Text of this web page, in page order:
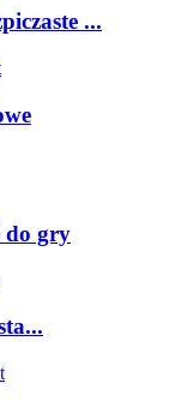
...
do gry